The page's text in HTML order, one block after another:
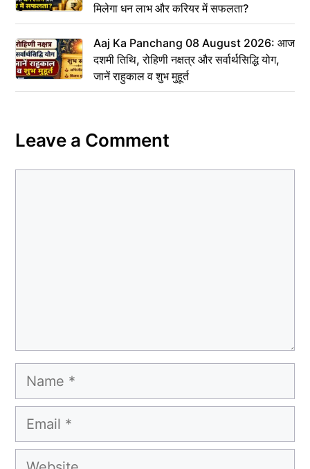
मिलेगा धन लाभ और करियर में सफलता?
Aaj Ka Panchang 08 August 2026: आज
दशमी तिथि, रोहिणी नक्षत्र और सर्वार्थसिद्धि योग,
जानें राहुकाल व शुभ मुहूर्त
Leave a Comment
Name
Email
Website